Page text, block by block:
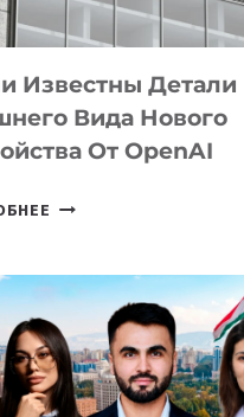
ИНТЕЛЛЕКТА
Известны Детали
Вида Нового
От OpenAI
СТАЛИ
ВНЕШНЕГО
ВИДА
НОВОГО
УСТРОЙСТВА
ОТ